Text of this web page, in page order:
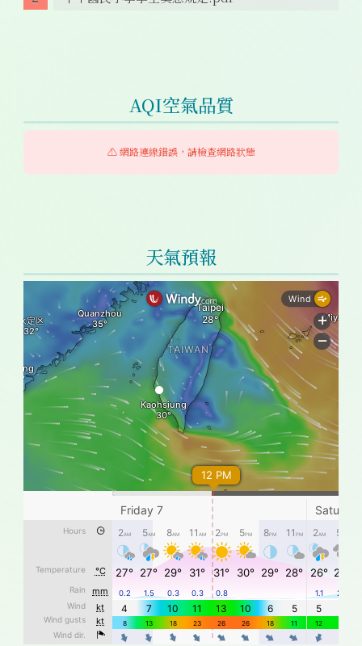
AQI空氣品質
⚠️ 網路連線錯誤，請檢查網路狀態
天氣預報